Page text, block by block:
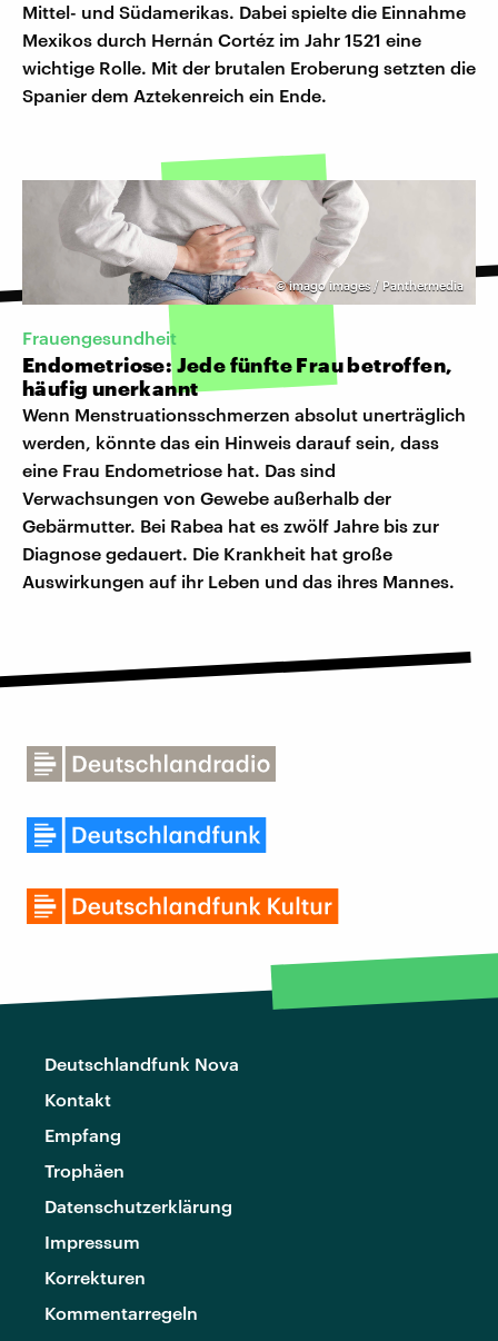
Mittel- und Südamerikas. Dabei spielte die Einnahme
Mexikos durch Hernán Cortéz im Jahr 1521 eine
wichtige Rolle. Mit der brutalen Eroberung setzten die
Spanier dem Aztekenreich ein Ende.
©imago images / Panthermedia
Frauengesundheit
Endometriose: Jede fünfte Frau betroffen,
häufig unerkannt
Wenn Menstruationsschmerzen absolut unerträglich
werden, könnte das ein Hinweis darauf sein, dass
eine Frau Endometriose hat. Das sind
Verwachsungen von Gewebe außerhalb der
Gebärmutter. Bei Rabea hat es zwölf Jahre bis zur
Diagnose gedauert. Die Krankheit hat große
Auswirkungen auf ihr Leben und das ihres Mannes.
Deutschlandfunk Nova
Kontakt
Empfang
Trophäen
Datenschutzerklärung
Impressum
Korrekturen
Kommentarregeln